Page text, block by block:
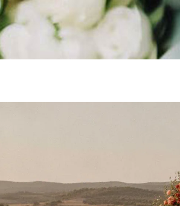
Pastel
/ Número de mesa
Meseros / Número de mesa
Minuta / Menú de Mesa